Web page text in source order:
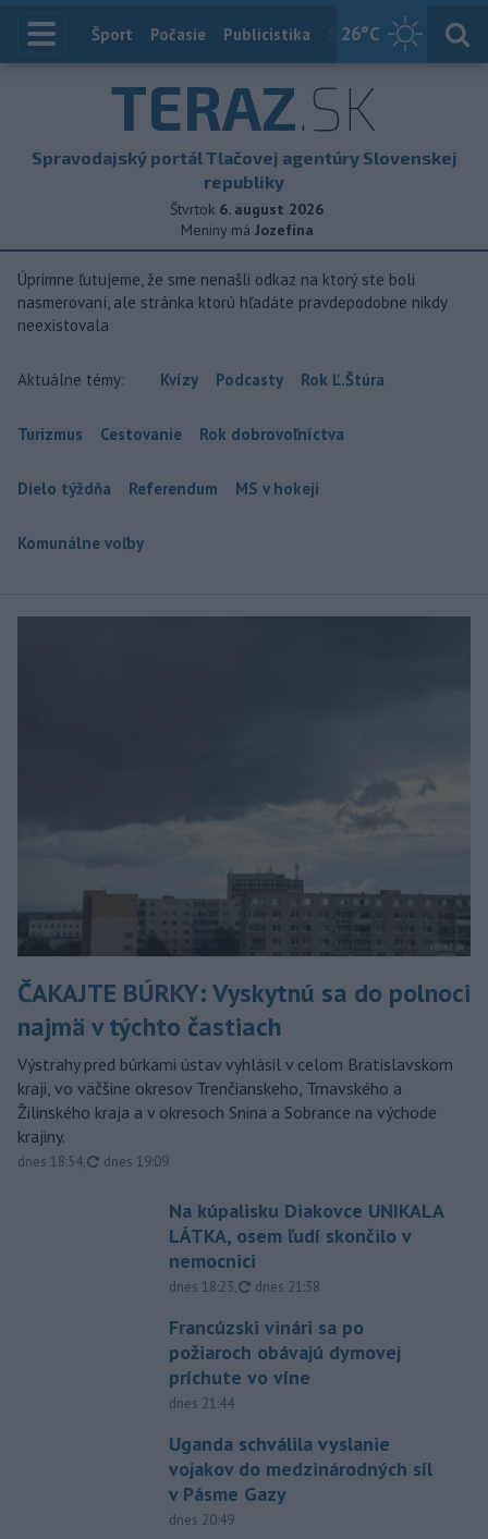
26°C
Index
Šport Počasie Publicistika Slovensko
TERAZ.SK
Spravodajský portál Tlačovej agentúry Slovenskej
republiky
Štvrtok 6. august 2026
Meniny má Jozefína
Úprimne ľutujeme, že sme nenašli odkaz na ktorý ste boli
nasmerovaní, ale stránka ktorú hľadáte pravdepodobne nikdy
neexistovala
Aktuálne témy: Kvízy Podcasty Rok Ľ.Štúra
Turizmus Cestovanie Rok dobrovoľníctva
Dielo týždňa Referendum MS v hokeji
Komunálne voľby
ČAKAJTE BÚRKY: Vyskytnú sa do polnoci
najmä v týchto častiach
Výstrahy pred búrkami ústav vyhlásil v celom Bratislavskom
kraji, vo väčšine okresov Trenčianskeho, Trnavského a
Žilinského kraja a v okresoch Snina a Sobrance na východe
krajiny.
dnes 18:54, aktualizované
dnes 19:09
Na kúpalisku Diakovce UNIKALA
LÁTKA, osem ľudí skončilo v
nemocnici
dnes 18:23, aktualizované
dnes 21:38
Francúzski vinári sa po
požiaroch obávajú dymovej
príchute vo víne
dnes 21:44
Uganda schválila vyslanie
vojakov do medzinárodných síl
v Pásme Gazy
dnes 20:49